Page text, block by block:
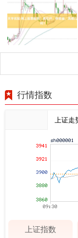
行情指数
上证走
上证指数